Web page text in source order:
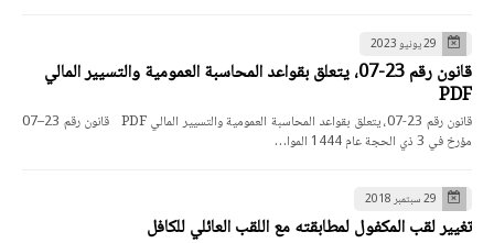
29 يونيو 2023
قانون رقم 23-07، يتعلق بقواعد المحاسبة العمومية والتسيير المالي
PDF
قانون رقم 23-07، يتعلق بقواعد المحاسبة العمومية والتسيير المالي PDF قانون رقم 23–07
مؤرخ في 3 ذي الحجة عام 1444 الموا…
29 سبتمبر 2018
تغيير لقب المكفول لمطابقته مع اللقب العائلي للكافل